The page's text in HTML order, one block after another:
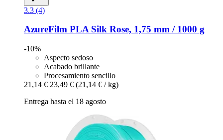
3.3 (4)
AzureFilm PLA Silk Rose, 1,75 mm / 1000 g
-10%
Aspecto sedoso
Acabado brillante
Procesamiento sencillo
21,14 € 23,49 € (21,14 € / kg)
Entrega hasta el 18 agosto